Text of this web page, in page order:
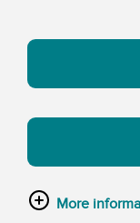
More